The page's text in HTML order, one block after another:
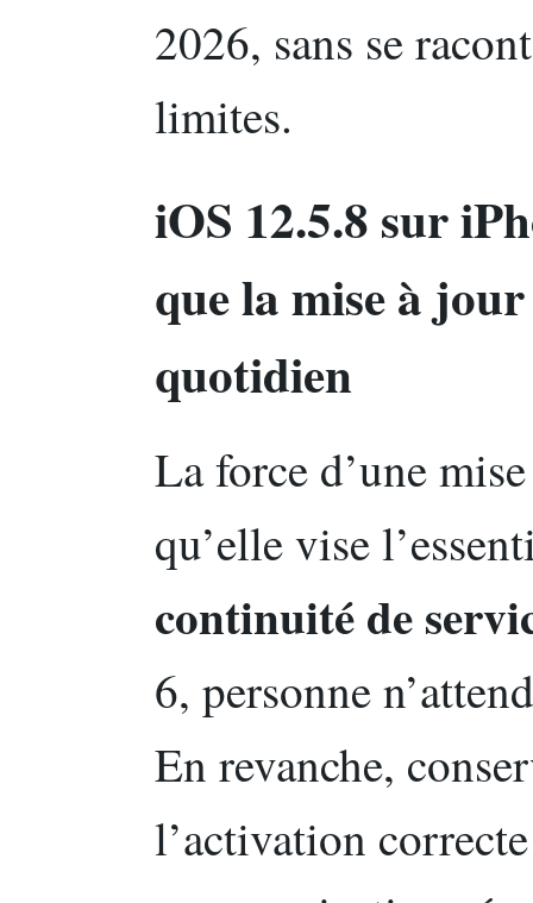
2026, sans se
limites.
iOS 12.5.8 sur
que la mise à
quotidien
La force d’une
qu’elle vise
continuité de
6, personne
En revanche,
l’activation